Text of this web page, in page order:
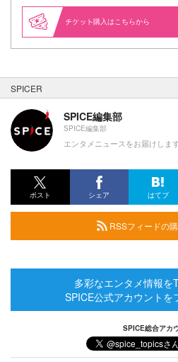
購入はこちらから
SPICER
SPICE編集部
SPICE編集部
エンタメニュースをお届けします
ポスト シェア はてブ
RSSフィードの
多彩なエンタメ情報を
SPICE公式アカウントを
SPICE総合アカ